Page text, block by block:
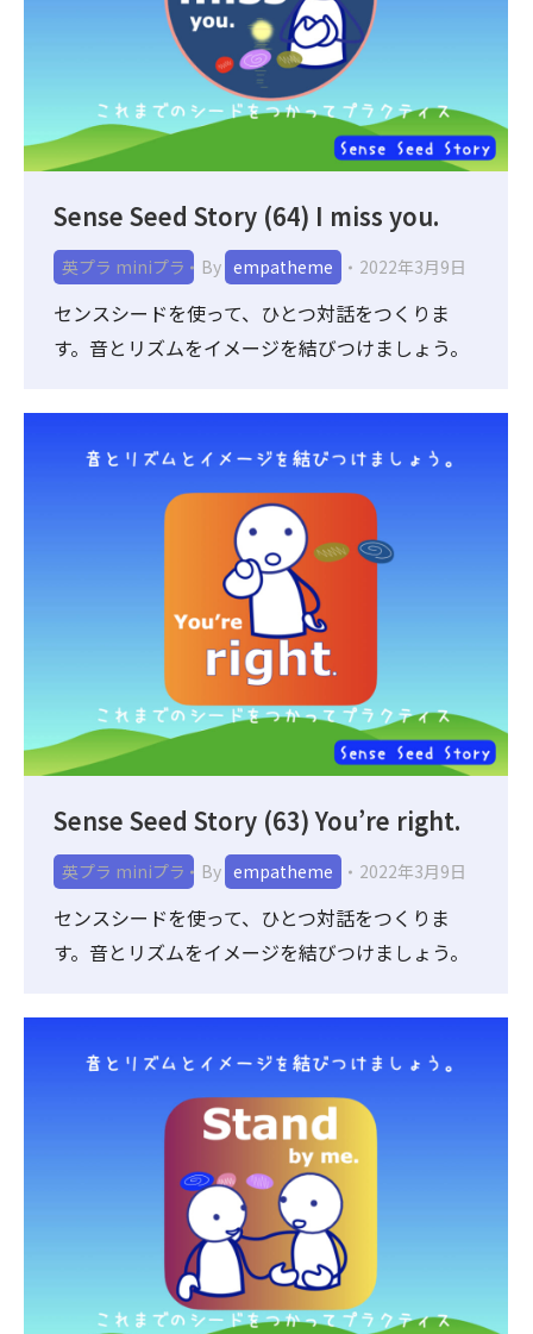
Sense Seed Story (64) I miss you.
英プラ miniプラ By empatheme 2022年3月9日
センスシードを使って、ひとつ対話をつくりま
す。音とリズムをイメージを結びつけましょう。
Sense Seed Story (63) You’re right.
英プラ miniプラ By empatheme 2022年3月9日
センスシードを使って、ひとつ対話をつくりま
す。音とリズムをイメージを結びつけましょう。